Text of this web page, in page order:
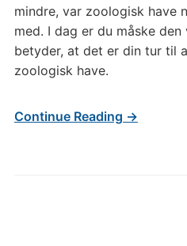
mindre, var zoologisk have
med. I dag er du måske
betyder, at det er din tur til
zoologisk have.
Continue Reading →